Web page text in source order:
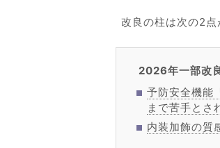
改良の柱は次の2点
2026年一部改
予防安全機能
まで苦手とさ
内装加飾の質